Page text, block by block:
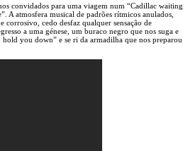
convidados para uma viagem num “Cadillac waiting
atmosfera musical de padrões rítmicos anulados,
corrosivo, cedo desfaz qualquer sensação de
a uma génese, um buraco negro que nos suga e
you down” e se ri da armadilha que nos preparou.